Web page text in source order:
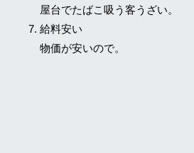
屋台でたばこ吸う客うざい。
給料安い
物価が安いので。